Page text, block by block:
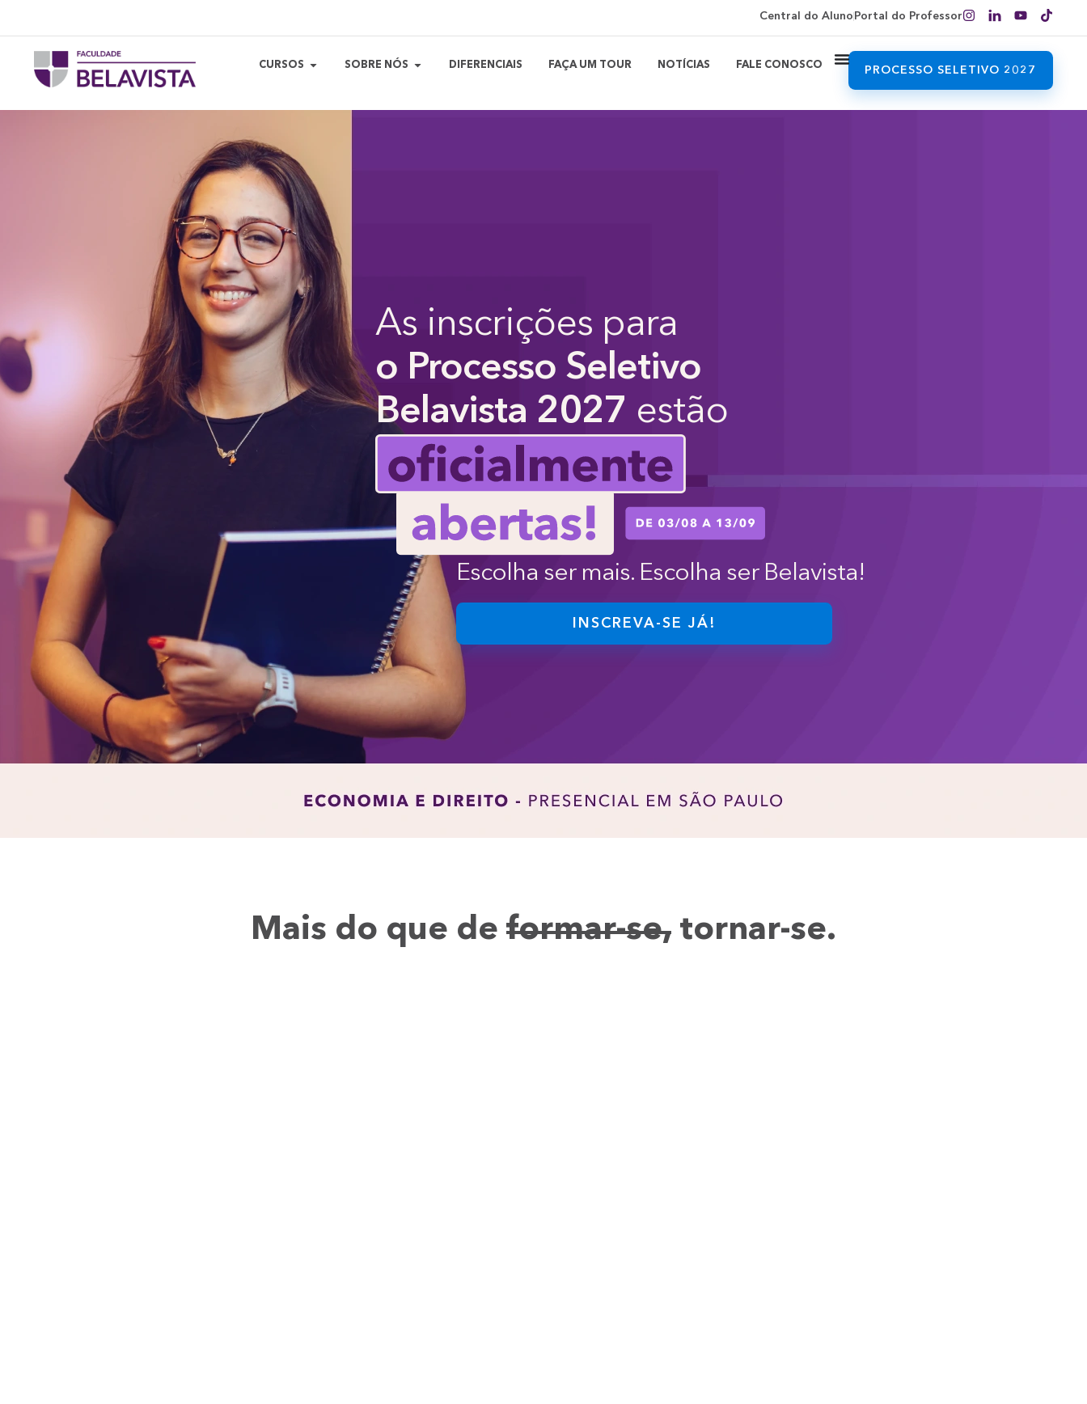
Central do Aluno Portal do Professor
CURSOS SOBRE NÓS DIFERENCIAIS FAÇA UM TOUR NOTÍCIAS FALE CONOSCO PROCESSO SELETIVO 2027
As inscrições para
o Processo Seletivo
Belavista 2027 estão
Escolha ser mais. Escolha ser Belavista!
INSCREVA-SE JÁ!
Mais do que de formar-se, tornar-se.